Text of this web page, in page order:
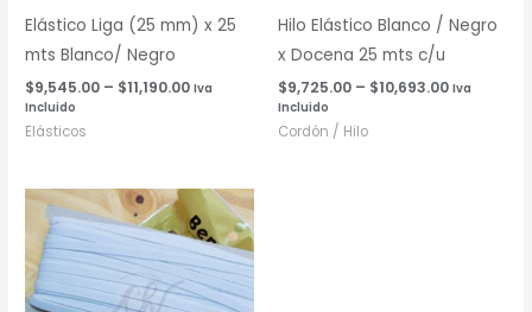
Elástico Liga (25 mm) x 25
mts Blanco/ Negro
$9,545.00 – $11,190.00 Iva
Incluido
Elásticos
Hilo Elástico Blanco / Negro
x Docena 25 mts c/u
$9,725.00 – $10,693.00 Iva
Incluido
Cordón / Hilo